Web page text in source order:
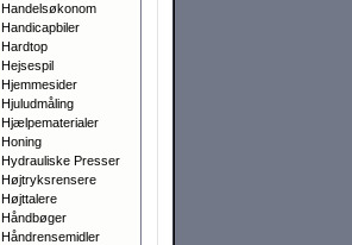
Handelsøkonom
Handicapbiler
Hardtop
Hejsespil
Hjemmesider
Hjuludmåling
Hjælpematerialer
Honing
Hydrauliske Presser
Højtryksrensere
Højttalere
Håndbøger
Håndrensemidler